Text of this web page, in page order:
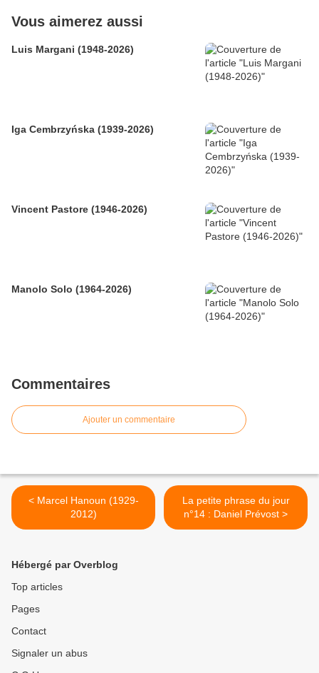
Vous aimerez aussi
Luis Margani (1948-2026)
Iga Cembrzyńska (1939-2026)
Vincent Pastore (1946-2026)
Manolo Solo (1964-2026)
Commentaires
Ajouter un commentaire
< Marcel Hanoun (1929-
2012)
La petite phrase du jour
n°14 : Daniel Prévost >
Hébergé par Overblog
Top articles
Pages
Contact
Signaler un abus